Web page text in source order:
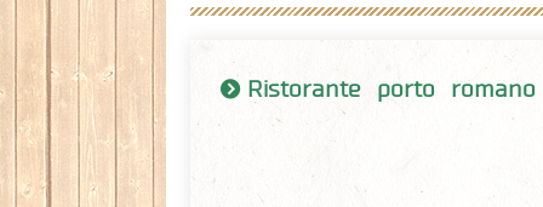
Ristorante porto romano